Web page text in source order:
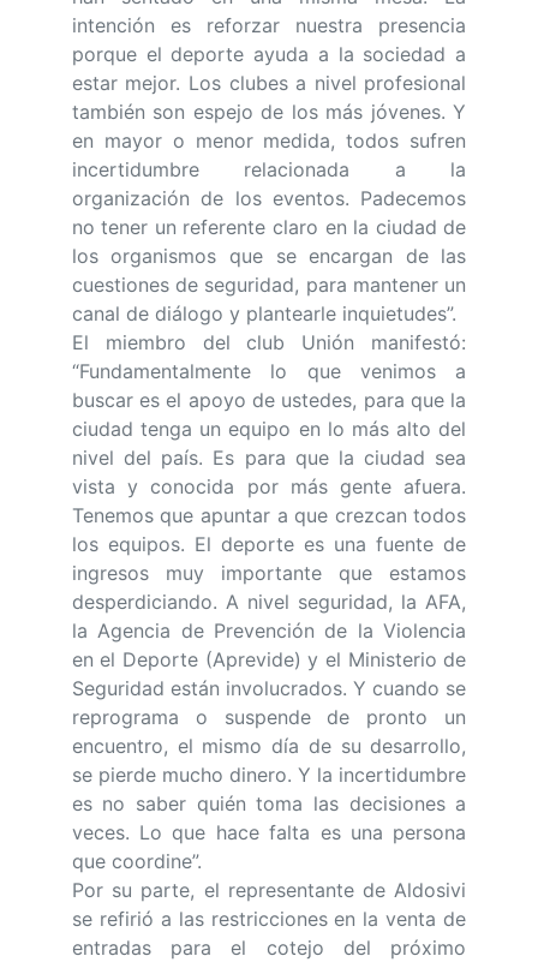
intención es reforzar nuestra presencia
porque el deporte ayuda a la sociedad a
estar mejor. Los clubes a nivel profesional
también son espejo de los más jóvenes. Y
en mayor o menor medida, todos sufren
incertidumbre relacionada a la
organización de los eventos. Padecemos
no tener un referente claro en la ciudad de
los organismos que se encargan de las
cuestiones de seguridad, para mantener un
canal de diálogo y plantearle inquietudes”.
El miembro del club Unión manifestó:
“Fundamentalmente lo que venimos a
buscar es el apoyo de ustedes, para que la
ciudad tenga un equipo en lo más alto del
nivel del país. Es para que la ciudad sea
vista y conocida por más gente afuera.
Tenemos que apuntar a que crezcan todos
los equipos. El deporte es una fuente de
ingresos muy importante que estamos
desperdiciando. A nivel seguridad, la AFA,
la Agencia de Prevención de la Violencia
en el Deporte (Aprevide) y el Ministerio de
Seguridad están involucrados. Y cuando se
reprograma o suspende de pronto un
encuentro, el mismo día de su desarrollo,
se pierde mucho dinero. Y la incertidumbre
es no saber quién toma las decisiones a
veces. Lo que hace falta es una persona
que coordine”.
Por su parte, el representante de Aldosivi
se refirió a las restricciones en la venta de
entradas para el cotejo del próximo